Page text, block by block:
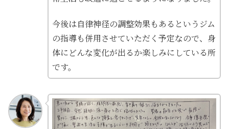
今後は自律神径の調整効果もあるというジム
の指導も併用させていただく予定なので、身
体にどんな変化が出るか楽しみにしている所
です。